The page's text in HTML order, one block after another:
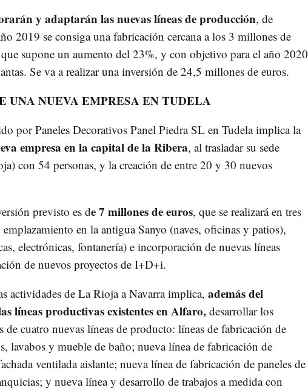
y adaptarán las nuevas líneas de producción, de
2019 se consiga una fabricación cercana a los 3 millones de
supone un aumento del 23%, y con objetivo para el año 2020
Se va a realizar una inversión de 24,5 millones de euros.
UNA NUEVA EMPRESA EN TUDELA
por Paneles Decorativos Panel Piedra SL en Tudela implica la
empresa en la capital de la Ribera, al trasladar su sede
con 54 personas, y la creación de entre 20 y 30 nuevos
previsto es de 7 millones de euros, que se realizará en tres
emplazamiento en la antigua Sanyo (naves, oficinas y patios),
electrónicas, fontanería) e incorporación de nuevas líneas
de nuevos proyectos de I+D+i.
actividades de La Rioja a Navarra implica, además del
líneas productivas existentes en Alfaro,desarrollar los
de cuatro nuevas líneas de producto: líneas de fabricación de
lavabos y mueble de baño; nueva línea de fabricación de
ventilada aislante; nueva línea de fabricación de paneles de
y nueva línea y desarrollo de trabajos a medida con